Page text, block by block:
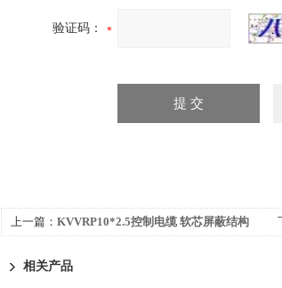
验证码：
上一篇： KVVRP10*2.5控制电缆 软芯屏蔽结构
相关产品